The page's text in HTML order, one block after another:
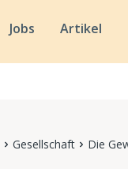
Jobs Artikel
Gesellschaft Die